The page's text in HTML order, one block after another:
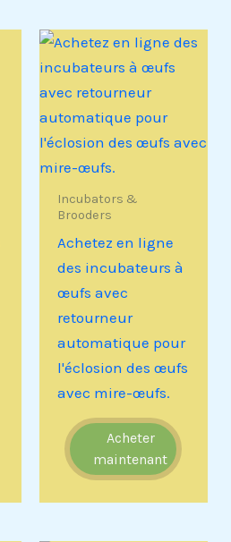
Incubators &
Brooders
Achetez en ligne
des incubateurs à
œufs avec
retourneur
automatique pour
l'éclosion des œufs
avec mire-œufs.
Acheter
maintenant